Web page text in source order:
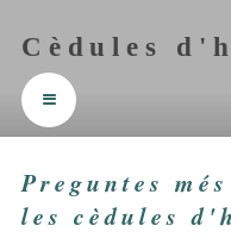
Cèdules
≡
Preguntes
les cèdules